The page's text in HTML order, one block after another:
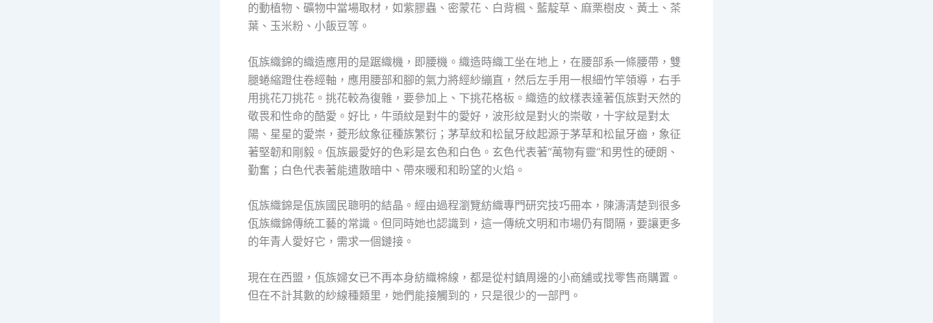
的動植物、礦物中當場取材，如紫膠蟲、密蒙花、白背楓、藍靛草、麻栗樹皮、黃土、茶
葉、玉米粉、小飯豆等。
佤族織錦的織造應用的是踞織機，即腰機。織造時織工坐在地上，在腰部系一條腰帶，雙
腿蜷縮蹬住卷經軸，應用腰部和腳的氣力將經紗繃直，然后左手用一根細竹竿領導，右手
用挑花刀挑花。挑花較為復雜，要參加上、下挑花格板。織造的紋樣表達著佤族對天然的
敬畏和性命的酷愛。好比，牛頭紋是對牛的愛好，波形紋是對火的崇敬，十字紋是對太
陽、星星的愛崇，菱形紋象征種族繁衍；茅草紋和松鼠牙紋起源于茅草和松鼠牙齒，象征
著堅韌和剛毅。佤族最愛好的色彩是玄色和白色。玄色代表著“萬物有靈”和男性的硬朗、
勤奮；白色代表著能遣散暗中、帶來暖和和盼望的火焰。
佤族織錦是佤族國民聰明的結晶。經由過程瀏覽紡織專門研究技巧冊本，陳濤清楚到很多
佤族織錦傳統工藝的常識。但同時她也認識到，這一傳統文明和市場仍有間隔，要讓更多
的年青人愛好它，需求一個鏈接。
現在在西盟，佤族婦女已不再本身紡織棉線，都是從村鎮周邊的小商舖或找零售商購置。
但在不計其數的紗線種類里，她們能接觸到的，只是很少的一部門。